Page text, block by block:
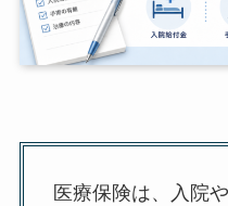
医療保険は、入院